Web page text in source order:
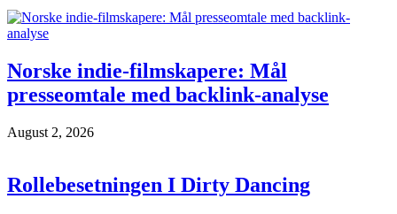
Norske indie-filmskapere: Mål
presseomtale med backlink-analyse
August 2, 2026
Rollebesetningen I Dirty Dancing